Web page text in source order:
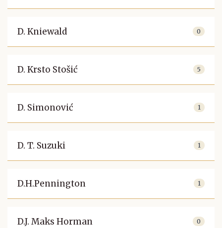
D. Kniewald 0
D. Krsto Stošić 5
D. Simonović 1
D. T. Suzuki 1
D.H.Pennington 1
D.J. Maks Horman 0